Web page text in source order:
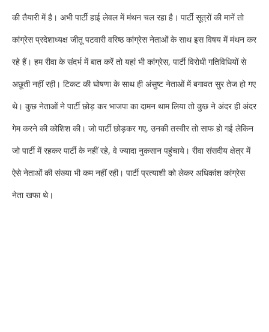
की तैयारी में है। अभी पार्टी हाई लेवल में मंथन चल रहा है। पार्टी सूत्रों की मानें तो
कांग्रेस प्रदेशाध्यक्ष जीतू पटवारी वरिष्ठ कांग्रेस नेताओं के साथ इस विषय में मंथन कर
रहे हैं। हम रीवा के संदर्भ में बात करें तो यहां भी कांग्रेस, पार्टी विरोधी गतिविधियों से
अछूती नहीं रही। टिकट की घोषणा केसाथ ही अंसुष्ट नेताओं में बगावत सुर तेज हो गए
थे। कुछ नेताओं ने पार्टी छोड़ कर भाजपा का दामन थाम लिया तो कुछ ने अंदर ही अंदर
गेम करने की कोशिश की। जो पार्टी छोड़कर गए, उनकी तस्वीर तो साफ हो गई लेकिन
जो पार्टी में रहकर पार्टी के नहीं रहे, वे ज्यादा नुकसान पहुंचाये। रीवा संसदीय क्षेत्र में
ऐसे नेताओं की संख्या भी कम नहीं रही। पार्टी प्रत्याशी को लेकर अधिकांश कांग्रेस
नेता खफा थे।